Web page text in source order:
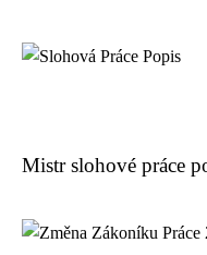
Mistr slohové práce